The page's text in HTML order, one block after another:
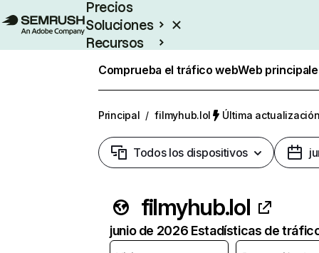
Precios
Soluciones
Recursos
Comprueba el tráfico webWeb
Principal / filmyhub.lol Última
Todos los dispositivos
filmyhub.lol
junio de 2026 Estadísticas de